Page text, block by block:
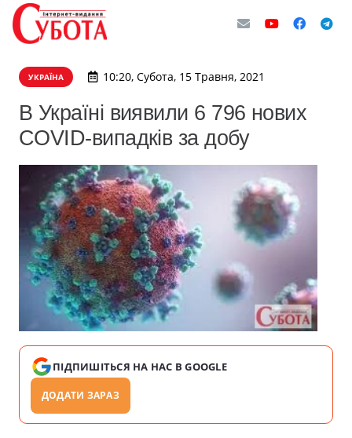
УКРАЇНА 10:20, Субота, 15 Травня, 2021
В Україні виявили 6 796 нових
COVID-випадків за добу
ПІДПИШІТЬСЯ НА НАС В GOOGLE
ДОДАТИ ЗАРАЗ